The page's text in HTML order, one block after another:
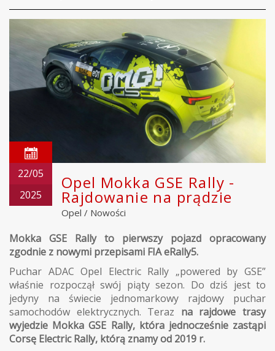
22/05
2025
Opel Mokka GSE Rally -
Rajdowanie na prądzie
Opel / Nowości
Mokka GSE Rally to pierwszy pojazd opracowany
zgodnie z nowymi przepisami FIA eRally5.
Puchar ADAC Opel Electric Rally „powered by GSE”
właśnie rozpoczął swój piąty sezon. Do dziś jest to
jedyny na świecie jednomarkowy rajdowy puchar
samochodów elektrycznych. Teraz na rajdowe trasy
wyjedzie Mokka GSE Rally, która jednocześnie zastąpi
Corsę Electric Rally, którą znamy od 2019 r.